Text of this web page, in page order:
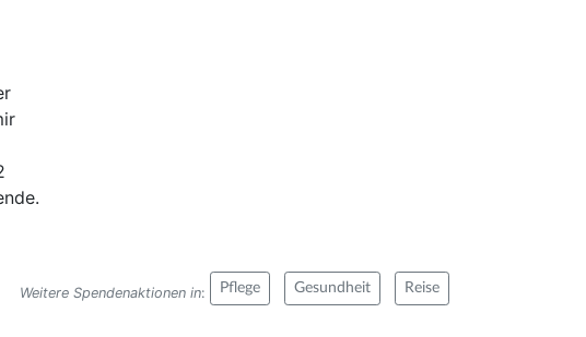
Weitere Spendenaktionen in: Pflege Gesundheit Reise